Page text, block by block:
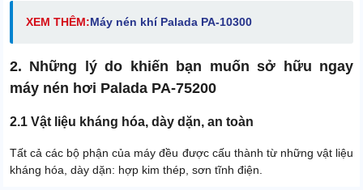
XEM THÊM:Máy nén khí Palada PA-10300
2. Những lý do khiến bạn muốn sở hữu ngay
máy nén hơi Palada PA-75200
2.1 Vật liệu kháng hóa, dày dặn, an toàn
Tất cả các bộ phận của máy đều được cấu thành từ những vật liệu
kháng hóa, dày dặn: hợp kim thép, sơn tĩnh điện.